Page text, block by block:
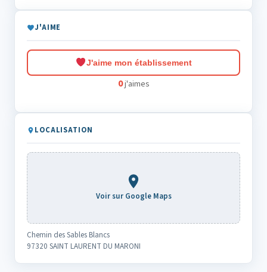
J'AIME
J'aime mon établissement
0j'aimes
LOCALISATION
Voir sur Google Maps
Chemin des Sables Blancs
97320 SAINT LAURENT DU MARONI